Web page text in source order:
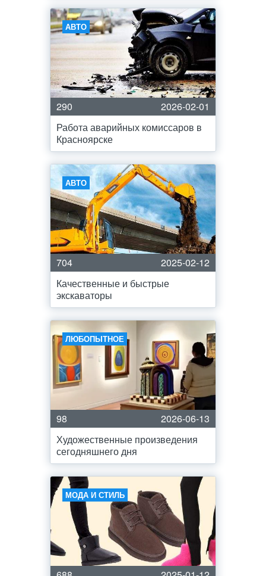
АВТО
290
2026-02-01
Работа аварийных комиссаров в
Красноярске
АВТО
704
2025-02-12
Качественные и быстрые
экскаваторы
ЛЮБОПЫТНОЕ
98
2026-06-13
Художественные произведения
сегодняшнего дня
МОДА И СТИЛЬ